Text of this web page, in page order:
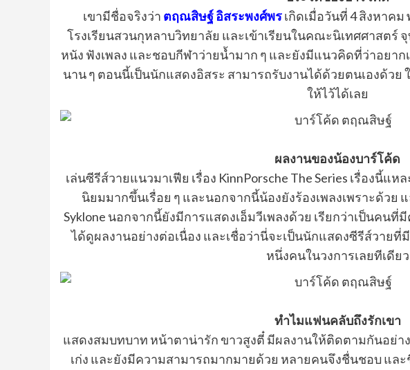
เขามีชื่อจริงว่า ตฤณสิษฐ์ อิสระพงศ์พรเกิดเมื่อวันที่ 4 สิงหาคม
โรงเรียนสวนกุหลาบวิทยาลัย และเข้าเรียนในคณะนิเทศศาสตร์
หนัง ฟังเพลง และชอบกีฬาว่ายน้ำมาก ๆ และยังมีแนวคิดที่ว่าอย
นาน ๆ ตอนนี้เป็นนักแสดงอิสระ สามารถรับงานได้ด้วยตนเองด้ว
ให้ไว้ได้เลย
ผลงานของน้องบาร์โค้ด
เล่นซีรีส์วายแนวมาเฟีย เรื่อง KinnPorsche The Series เรื่องนี้แ
นิยมมากขึ้นเรื่อย ๆ และนอกจากนี้น้องยังร้องเพลงเพราะด้วย
Syklone นอกจากนี้ยังมีการแสดงเอ็มวีเพลงด้วย เรียกว่าเป็นคน
ได้ดูผลงานอย่างต่อเนื่อง และเชื่อว่านี่จะเป็นนักแสดงซีรีส์วาย
หนึ่งคนในวงการเลยทีเดียว
ทำไมแฟนคลับถึงรักเขา
แสดงสมบทบาท หน้าตาน่ารัก ขาวสูงตี๋ มีผลงานให้ติดตามกันอย่าง
เก่ง และยังมีความสามารถมากมายด้วย หลายคนจึงชื่นชอบ แล